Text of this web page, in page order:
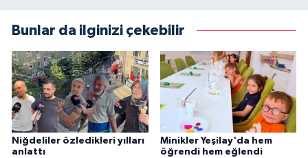
Bunlar da ilginizi çekebilir
Niğdeliler özledikleri yılları
anlattı
Minikler Yeşilay'da hem
öğrendi hem eğlendi